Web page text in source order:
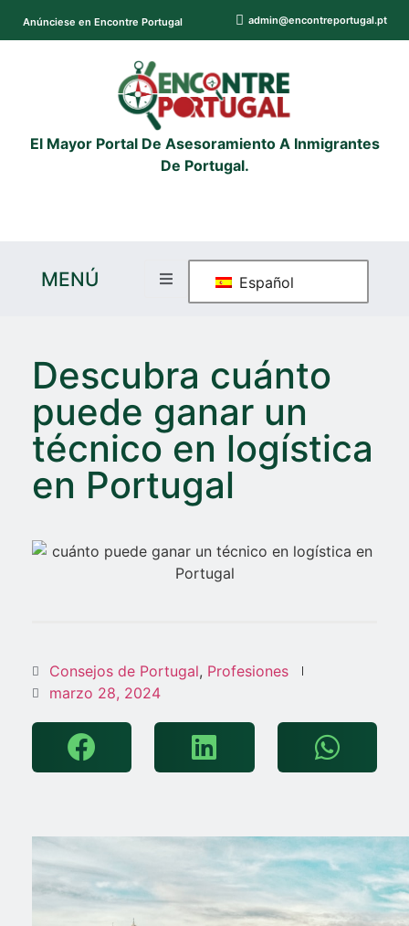
Anúnciese en Encontre Portugal admin@encontreportugal.pt
El Mayor Portal De Asesoramiento A Inmigrantes
De Portugal.
MENÚ Español
Descubra cuánto
puede ganar un
técnico en logística
en Portugal
Consejos de Portugal, Profesiones
marzo 28, 2024